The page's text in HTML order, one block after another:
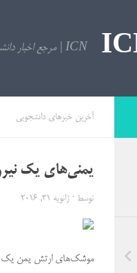
ICN | مرجع اخبار دانشجویی
آخرین خبرهای دانشجویی
یمنی‌های یک
توسط · ژانویه 31, 2016
موشک‌های ارتش یمن یک